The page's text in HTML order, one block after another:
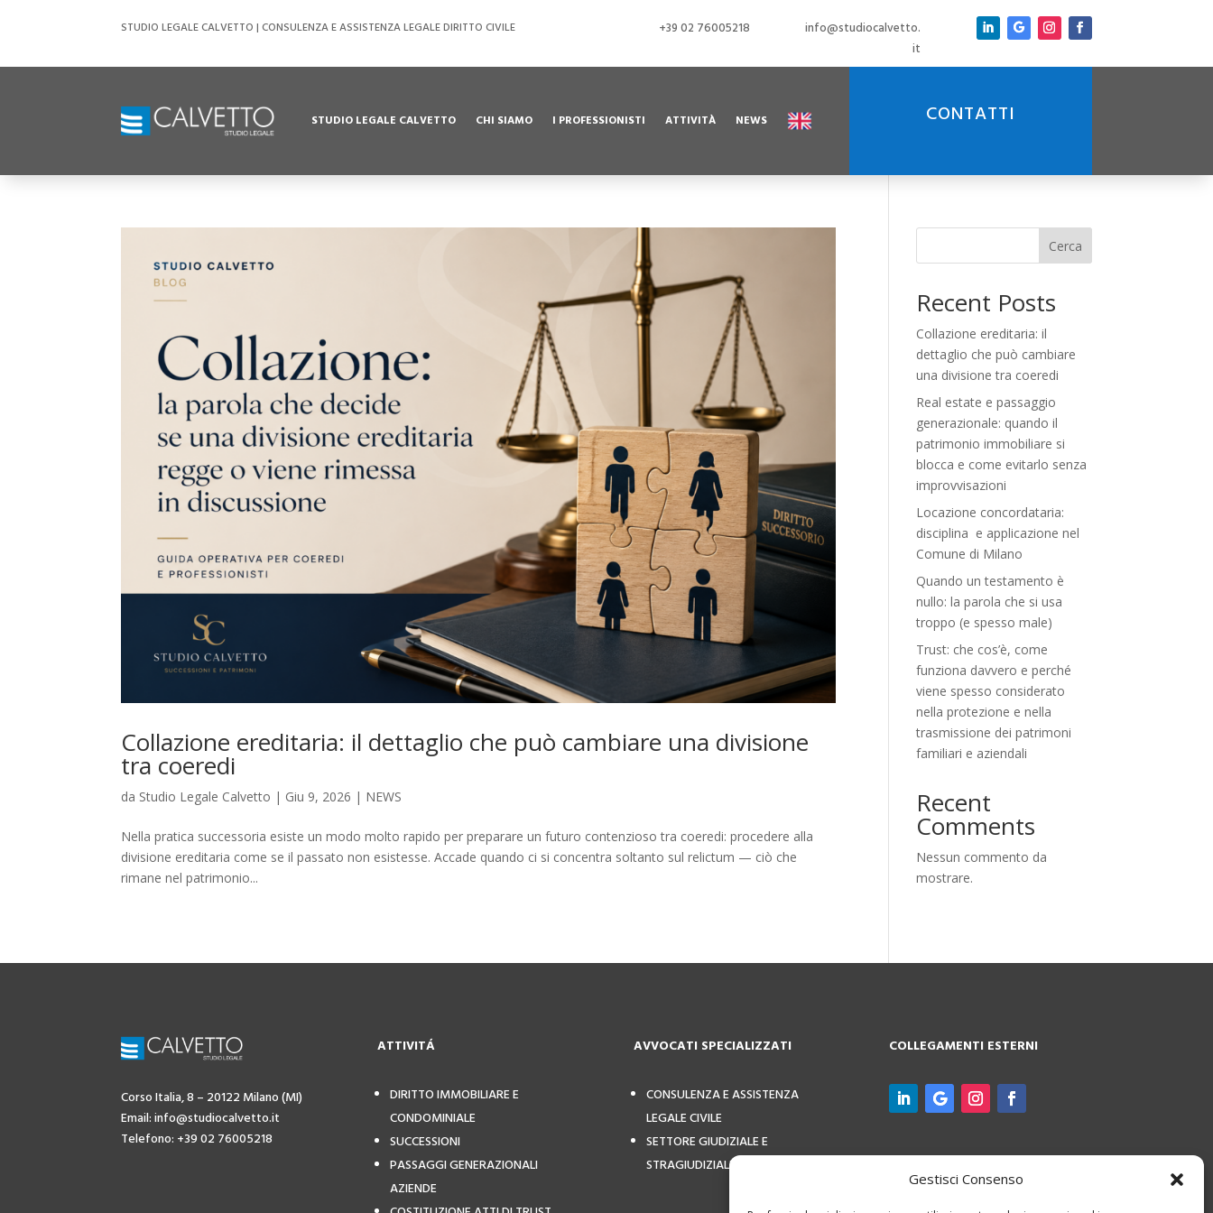
Gestisci Consenso
STUDIO LEGALE CALVETTO | CONSULENZA E ASSISTENZA LEGALE DIRITTO CIVILE +39 02 76005218
info@studiocalvetto.
it
STUDIO LEGALE CALVETTO CHI SIAMO I PROFESSIONISTI ATTIVITÀ NEWS CONTATTI
Collazione ereditaria: il dettaglio che può cambiare una divisione
tra coeredi
da Studio Legale Calvetto | Giu 9, 2026 | NEWS
Nella pratica successoria esiste un modo molto rapido per preparare un futuro contenzioso tra coeredi: procedere alla
divisione ereditaria come se il passato non esistesse. Accade quando ci si concentra soltanto sul relictum — ciò che
rimane nel patrimonio...
Cerca
Recent Posts
Collazione ereditaria: il
dettaglio che può cambiare
una divisione tra coeredi
Real estate e passaggio
generazionale: quando il
patrimonio immobiliare si
blocca e come evitarlo senza
improvvisazioni
Locazione concordataria:
disciplina e applicazione nel
Comune di Milano
Quando un testamento è
nullo: la parola che si usa
troppo (e spesso male)
Trust: che cos’è, come
funziona davvero e perché
viene spesso considerato
nella protezione e nella
trasmissione dei patrimoni
familiari e aziendali
Recent
Comments
Nessun commento da
mostrare.
Corso Italia, 8 – 20122 Milano (MI)
Email: info@studiocalvetto.it
Telefono: +39 02 76005218
ATTIVITÁ
DIRITTO IMMOBILIARE E
CONDOMINIALE
SUCCESSIONI
PASSAGGI GENERAZIONALI
AZIENDE
AVVOCATI SPECIALIZZATI
CONSULENZA E ASSISTENZA
LEGALE CIVILE
SETTORE GIUDIZIALE E
STRAGIUDIZIALE
COLLEGAMENTI ESTERNI